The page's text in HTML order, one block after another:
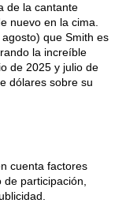
de la cantante
nuevo en la cima.
que Smith es
la increíble
de 2025 y julio de
dólares sobre su
cuenta factores
participación,